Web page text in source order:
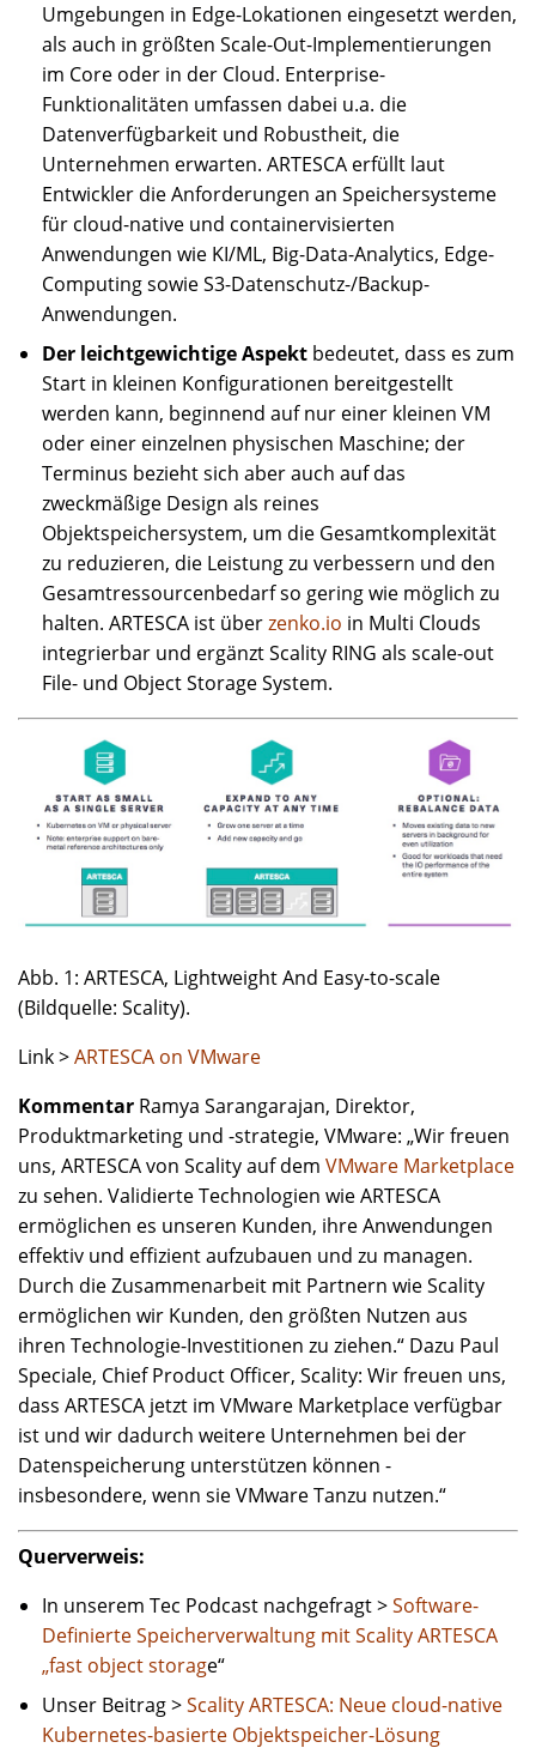
Umgebungen in Edge-Lokationen eingesetzt werden,
als auch in größten Scale-Out-Implementierungen
im Core oder in der Cloud. Enterprise-
Funktionalitäten umfassen dabei u.a. die
Datenverfügbarkeit und Robustheit, die
Unternehmen erwarten. ARTESCA erfüllt laut
Entwickler die Anforderungen an Speichersysteme
für cloud-native und containervisierten
Anwendungen wie KI/ML, Big-Data-Analytics, Edge-
Computing sowie S3-Datenschutz-/Backup-
Anwendungen.
Der leichtgewichtige Aspekt bedeutet, dass es zum
Start in kleinen Konfigurationen bereitgestellt
werden kann, beginnend auf nur einer kleinen VM
oder einer einzelnen physischen Maschine; der
Terminus bezieht sich aber auch auf das
zweckmäßige Design als reines
Objektspeichersystem, um die Gesamtkomplexität
zu reduzieren, die Leistung zu verbessern und den
Gesamtressourcenbedarf so gering wie möglich zu
halten. ARTESCA ist überzenko.io in Multi Clouds
integrierbar und ergänzt Scality RING als scale-out
File- und Object Storage System.
Abb. 1: ARTESCA, Lightweight And Easy-to-scale
(Bildquelle: Scality).
Link >ARTESCA on VMware
Kommentar Ramya Sarangarajan, Direktor,
Produktmarketing und -strategie, VMware: „Wir freuen
uns, ARTESCA von Scality auf dem VMware Marketplace
zu sehen. Validierte Technologien wie ARTESCA
ermöglichen es unseren Kunden, ihre Anwendungen
effektiv und effizient aufzubauen und zu managen.
Durch die Zusammenarbeit mit Partnern wie Scality
ermöglichen wir Kunden, den größten Nutzen aus
ihren Technologie-Investitionen zu ziehen.“ Dazu Paul
Speciale, Chief Product Officer, Scality: Wir freuen uns,
dass ARTESCA jetzt im VMware Marketplace verfügbar
ist und wir dadurch weitere Unternehmen bei der
Datenspeicherung unterstützen können -
insbesondere, wenn sie VMware Tanzu nutzen.“
Querverweis:
In unserem Tec Podcast nachgefragt >Software-
Definierte Speicherverwaltung mit Scality ARTESCA
„fast object storage“
Unser Beitrag >Scality ARTESCA: Neue cloud-native
Kubernetes-basierte Objektspeicher-Lösung